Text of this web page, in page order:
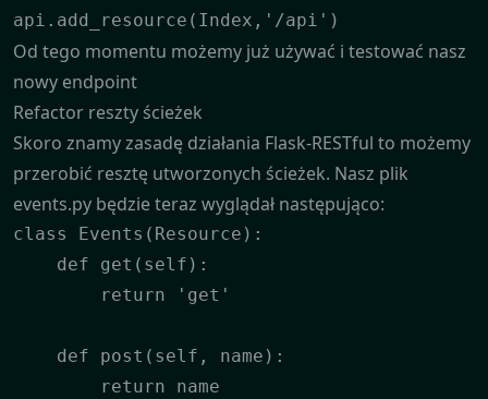
api.add_resource(Index,'/api')
Od tego momentu możemy już używać i testować nasz
nowy endpoint
Refactor reszty ścieżek
Skoro znamy zasadę działania Flask-RESTful to możemy
przerobić resztę utworzonych ścieżek. Nasz plik
events.py będzie teraz wyglądał następująco:
class Events(Resource):
    def get(self):
        return 'get'
    def post(self, name):
        return name